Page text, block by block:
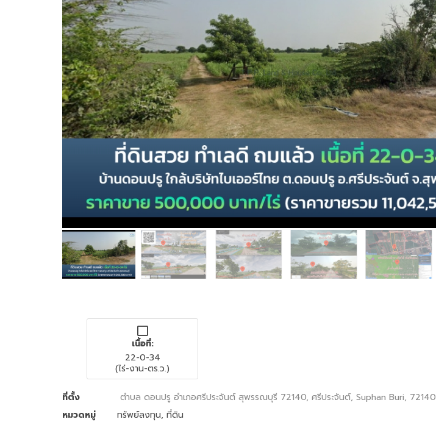
เนื้อที่:
22-0-34
(ไร่-งาน-ตร.ว.)
ที่ตั้ง
ตำบล ดอนปรู อำเภอศรีประจันต์ สุพรรณบุรี 72140, ศรีประจันต์, Suphan Buri, 72140
หมวดหมู่
ทรัพย์ลงทุน, ที่ดิน